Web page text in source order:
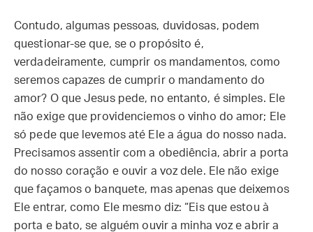
Contudo, algumas pessoas, duvidosas, podem
questionar-se que, se o propósito é,
verdadeiramente, cumprir os mandamentos, como
seremos capazes de cumprir o mandamento do
amor? O que Jesus pede, no entanto, é simples. Ele
não exige que providenciemos o vinho do amor; Ele
só pede que levemos até Ele a água do nosso nada.
Precisamos assentir com a obediência, abrir a porta
do nosso coração e ouvir a voz dele. Ele não exige
que façamos o banquete, mas apenas que deixemos
Ele entrar, como Ele mesmo diz: “Eis que estou à
porta e bato, se alguém ouvir a minha voz e abrir a